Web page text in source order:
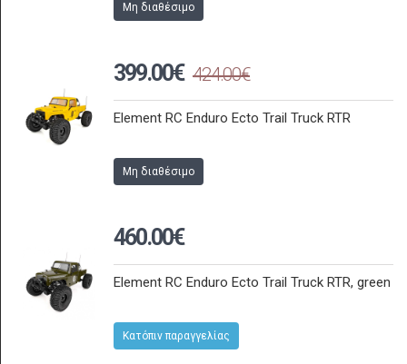
Μη διαθέσιμο
399.00€ 424.00€
Element RC Enduro Ecto Trail Truck RTR
Μη διαθέσιμο
460.00€
Element RC Enduro Ecto Trail Truck RTR, green
Κατόπιν παραγγελίας